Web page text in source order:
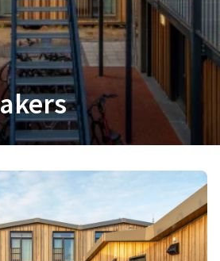
en produceren circulaire